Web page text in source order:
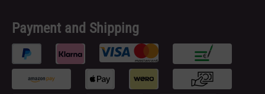
Payment and Shipping